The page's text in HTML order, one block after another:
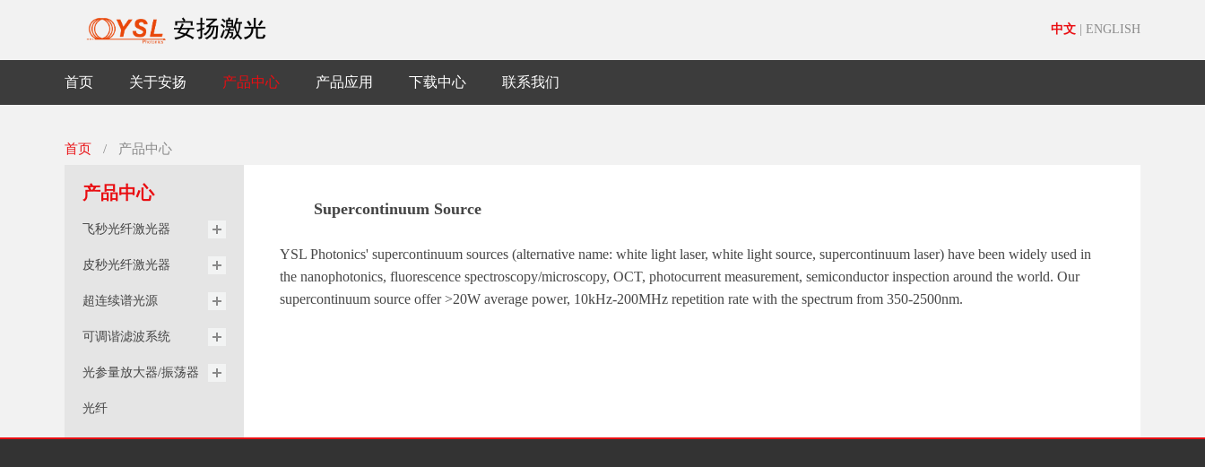
中文 ENGLISH
首页 关于安扬 产品中心 产品应用 下载中心 联系我们
首页 / 产品中心
产品中心
飞秒光纤激光器
皮秒光纤激光器
超连续谱光源
可调谐滤波系统
光参量放大器/振荡器
光纤
Supercontinuum Source
YSL Photonics' supercontinuum sources (alternative name: white light laser, white light source, supercontinuum laser) have been widely used in
the nanophotonics, fluorescence spectroscopy/microscopy, OCT, photocurrent measurement, semiconductor inspection around the world. Our
supercontinuum source offer >20W average power, 10kHz-200MHz repetition rate with the spectrum from 350-2500nm.